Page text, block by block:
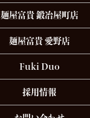
麺屋富貴 鍛冶屋町店
麺屋富貴 愛野店
Fuki Duo
採用情報